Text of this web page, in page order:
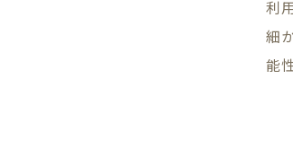
利
細
能